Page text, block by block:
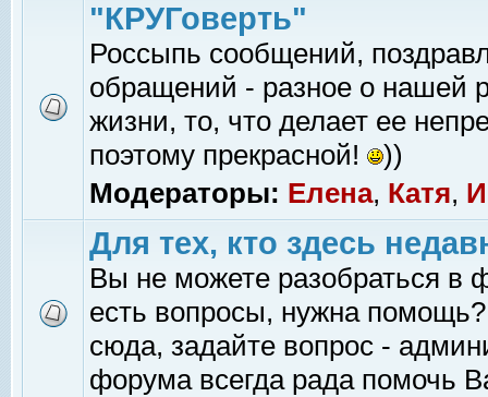
"КРУГоверть"
Россыпь сообщений,
обращений - разное о нашей
жизни, то, что делает ее
поэтому прекрасной!
))
Модераторы: Елена, Катя,
Для тех, кто здесь
Вы не можете разобраться в
есть вопросы, нужна помощь?
сюда, задайте вопрос -
форума всегда рада помочь